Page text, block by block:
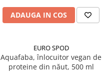
ADAUGA IN COS
EURO SPOD
Aquafaba, înlocuitor vegan de
proteine ​​din năut, 500 ml